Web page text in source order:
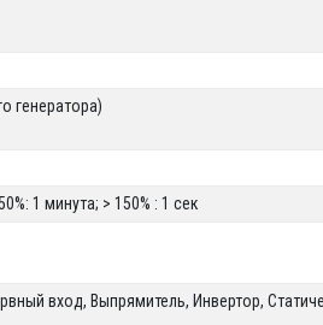
генератора)
1 минута; > 150% : 1 сек
вход, Выпрямитель, Инвертор,